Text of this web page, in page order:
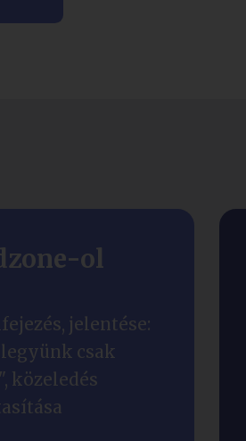
ol
jelentése:
csak
közeledés